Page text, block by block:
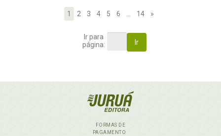
1 2 3 4 5 6 14 »
Ir para
página:
Ir
FORMAS DE
PAGAMENTO